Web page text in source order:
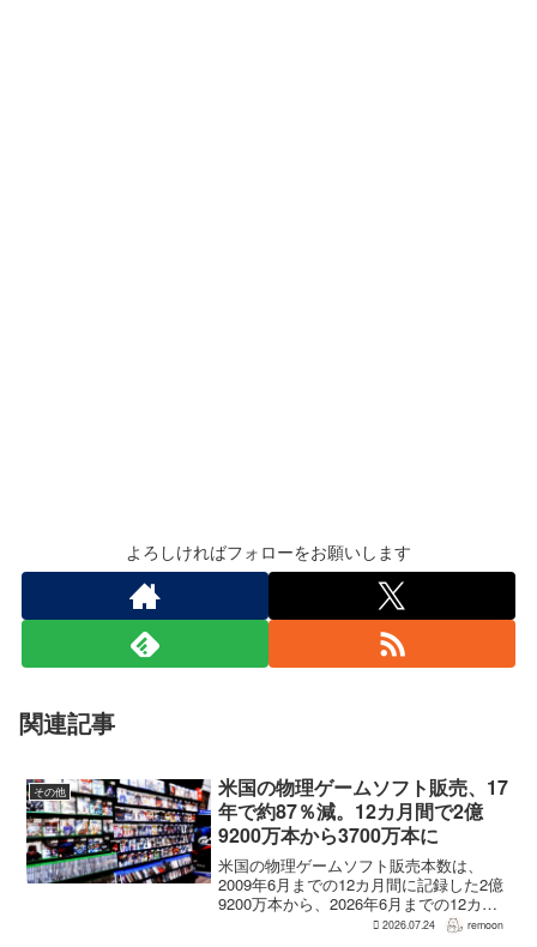
よろしければフォローをお願いします
関連記事
その他
米国の物理ゲームソフト販売、17
年で約87％減。12カ月間で2億
9200万本から3700万本に
米国の物理ゲームソフト販売本数は、
2009年6月までの12カ月間に記録した2億
9200万本から、2026年6月までの12カ月
間には3700万本まで減少した。市場調査
2026.07.24 remoon